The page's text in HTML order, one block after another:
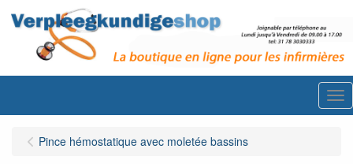
Pince hémostatique avec moletée bassins